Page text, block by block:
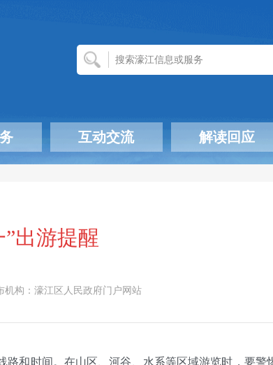
互动交流 解读回应
出游提醒
机构： 濠江区人民政府门户网站
和时间。在山区、河谷、水系等区域游览时，要警